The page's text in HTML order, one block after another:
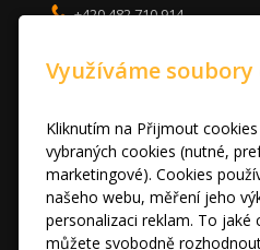
+420 482 710 914
KUCHYNĚ
DVEŘE A STOLY
OBÝVACÍ POKOJE
AKCE
FOTOGALERIE
VÝPRODEJ VZORKŮ
Využíváme soubory
Kliknutím na Přijmout
vybraných cookies (nutné,
marketingové). Cookies
našeho webu, měření jeho
personalizaci reklam. To jaké
můžete svobodně